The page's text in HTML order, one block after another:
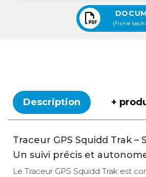
(Fiche
Description +
Traceur GPS Squidd Trak
Un suivi précis et
Le Traceur GPS Squidd Trak est